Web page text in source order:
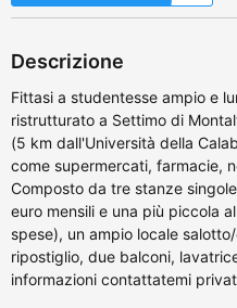
Descrizione
Fittasi a studentesse ampio e
ristrutturato a Settimo di
(5 km dall'Università della
come supermercati, farmacie,
Composto da tre stanze
euro mensili e una più piccola
spese), un ampio locale
ripostiglio, due balconi,
informazioni contattatemi